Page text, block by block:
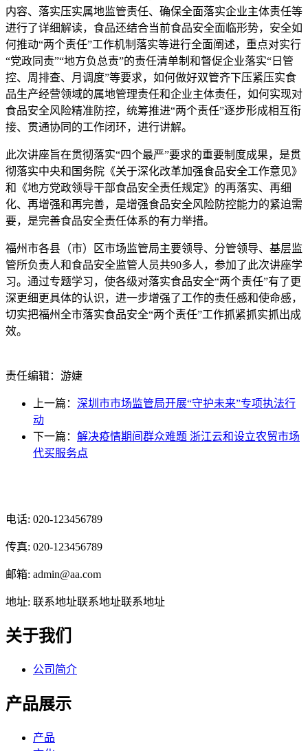
内容、落实压实属地监管责任、确保全面落实企业主体责任等
进行了详细解读，食品还结合当前食品安全面临形势，安全如
何推动“两个责任”工作机制落实等进行全面阐述，重点对实行
“党政同责”“地方负总责”的责任清单制和督促企业落实“日管
控、周排查、月调度”等要求，如何做好双管齐下压紧压实食
品生产经营领域的属地管理责任和企业主体责任，如何实现对
食品安全风险精准防控，统筹推进“两个责任”逐步形成相互衔
接、贯通协同的工作闭环，进行讲解。
此次讲座旨在贯彻落实“四个最严”要求的重要制度成果，是贯
彻落实中央和国务院《关于深化改革加强食品安全工作意见》
和《地方党政领导干部食品安全责任规定》的再落实、再细
化、再增强和再完善，是增强食品安全风险防控能力的紧迫需
要，是完善食品安全责任体系的有力举措。
福州市各县（市）区市场监管局主要领导、分管领导、基层监
管所负责人和食品安全监管人员共90多人，参加了此次讲座学
习。通过专题学习，使各级对落实食品安全“两个责任”有了更
深更细更具体的认识，进一步增强了工作的责任感和使命感，
切实把福州全市落实食品安全“两个责任”工作抓紧抓实抓出成
效。
责任编辑：游婕
上一篇： 深圳市市场监管局开展“守护未来”专项执法行
动
下一篇： 解决疫情期间群众难题 浙江云和设立农贸市场
代买服务点
电话: 020-123456789
传真: 020-123456789
邮箱: admin@aa.com
地址: 联系地址联系地址联系地址
关于我们
公司简介
产品展示
产品